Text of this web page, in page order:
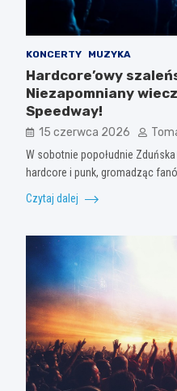
KONCERTY MUZYKA
Hardcore’owy
Niezapomniany
Speedway!
15 czerwca 2026
W sobotnie popołudnie
hardcore i punk, gromadząc
Czytaj dalej